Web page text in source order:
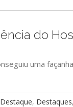
do
uma
Destaque, Destaques,